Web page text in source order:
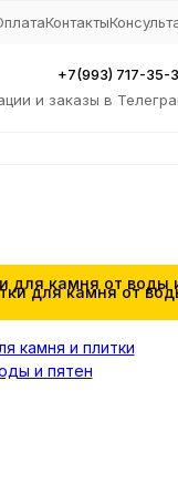
Контакты
+7(993) 717-35-
и заказы в
для камня от
камня и плитки
и пятен